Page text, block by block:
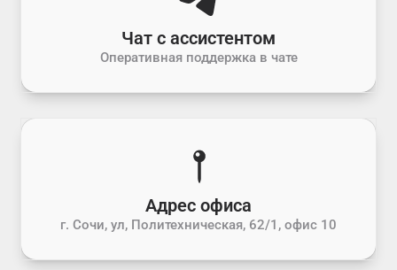
Чат с ассистентом
Оперативная поддержка в чате
Адрес офиса
г. Сочи, ул, Политехническая, 62/1, офис 10